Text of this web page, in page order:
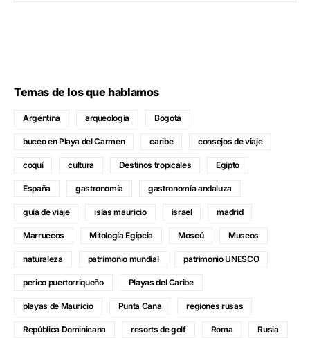
Temas de los que hablamos
Argentina arqueología Bogotá
buceo en Playa del Carmen caribe consejos de viaje
coquí cultura Destinos tropicales Egipto
España gastronomía gastronomía andaluza
guía de viaje islas mauricio israel madrid
Marruecos Mitología Egipcia Moscú Museos
naturaleza patrimonio mundial patrimonio UNESCO
perico puertorriqueño Playas del Caribe
playas de Mauricio Punta Cana regiones rusas
República Dominicana resorts de golf Roma Rusia